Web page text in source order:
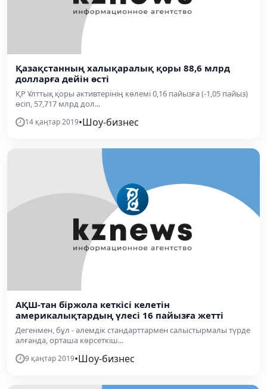
Қазақстанның халықаралық қоры 88,6 млрд
долларға дейін өсті
ҚР Ұлттық қоры активтерінің көлемі 0,16 пайызға (-1,05 пайыз)
өсіп, 57,717 млрд дол...
14 қаңтар 2019•Шоу-бизнес
АҚШ-тан біржола кеткісі келетін
америкалықтардың үлесі 16 пайызға жетті
Дегенмен, бұл - әлемдік стандарттармен салыстырмалы түрде
алғанда, орташа көрсеткіш...
9 қаңтар 2019•Шоу-бизнес